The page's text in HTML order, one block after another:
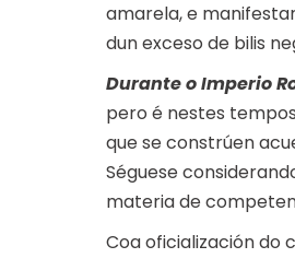
amarela, e
dun exceso de bilis
Durante o Imperio
pero é nestes
que se constrúen
Séguese
materia de
Coa oficialización do